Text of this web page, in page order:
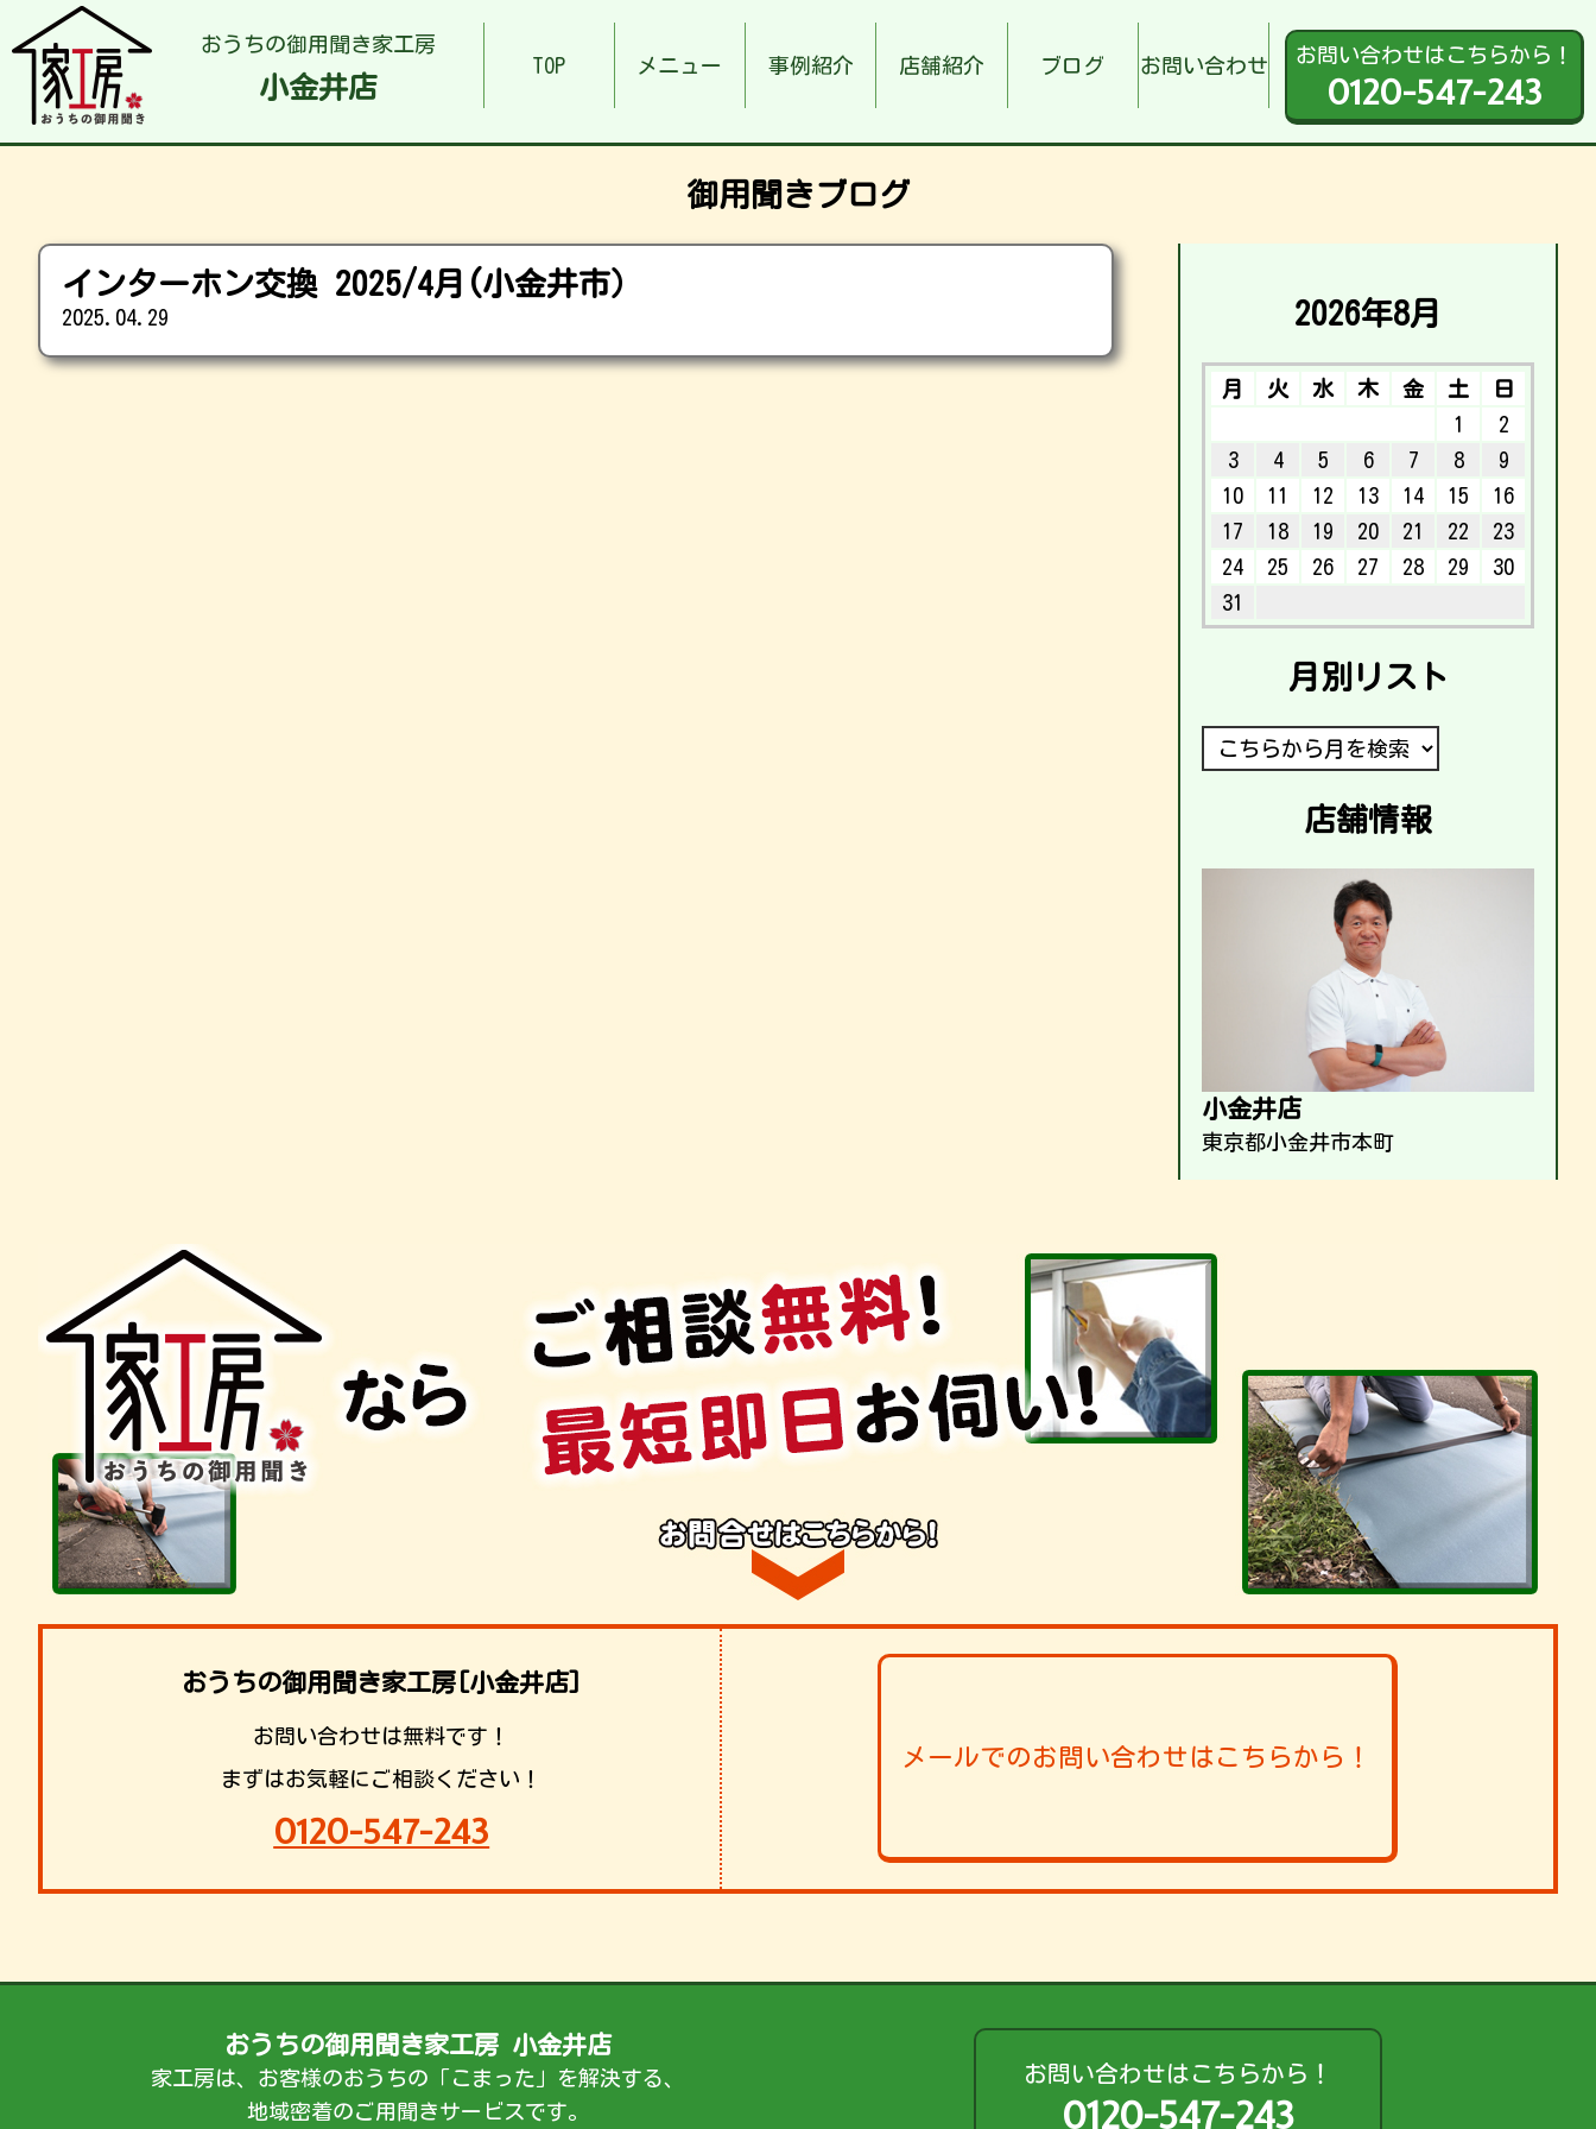
おうちの御用聞き家工房
小金井店
TOP メニュー 事例紹介 店舗紹介 ブログ お問い合わせ お問い合わせはこちらから！
0120-547-243
御用聞きブログ
インターホン交換 2025/4月(小金井市）
2025.04.29 2026年8月
月 火 水 木 金 土
日
1
2
3
4 5 6 7 8
9
10
11 12 13 14 15
16
17
18 19 20 21 22
23
24
25 26 27 28 29
30
31
月別リスト
店舗情報
小金井店
東京都小金井市本町
おうちの御用聞き家工房[小金井店]
お問い合わせは無料です！
まずはお気軽にご相談ください！
0120-547-243
メールでのお問い合わせはこちらから！
おうちの御用聞き家工房 小金井店
家工房は、お客様のおうちの「こまった」を解決する、
地域密着のご用聞きサービスです。
お問い合わせはこちらから！
0120-547-243